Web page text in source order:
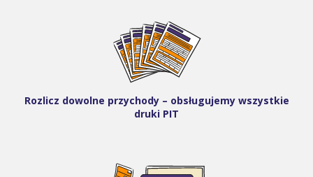
Rozlicz dowolne przychody – obsługujemy wszystkie
druki PIT